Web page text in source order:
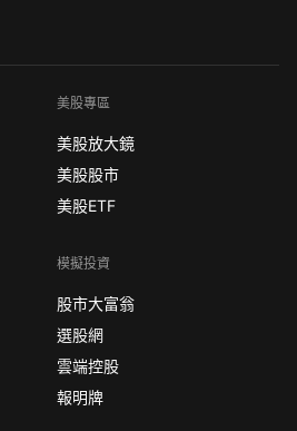
美股專區
美股放大鏡
美股股市
美股ETF
模擬投資
股市大富翁
選股網
雲端控股
報明牌